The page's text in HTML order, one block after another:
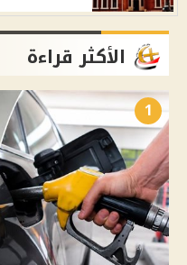
الأكثر قراءة
1